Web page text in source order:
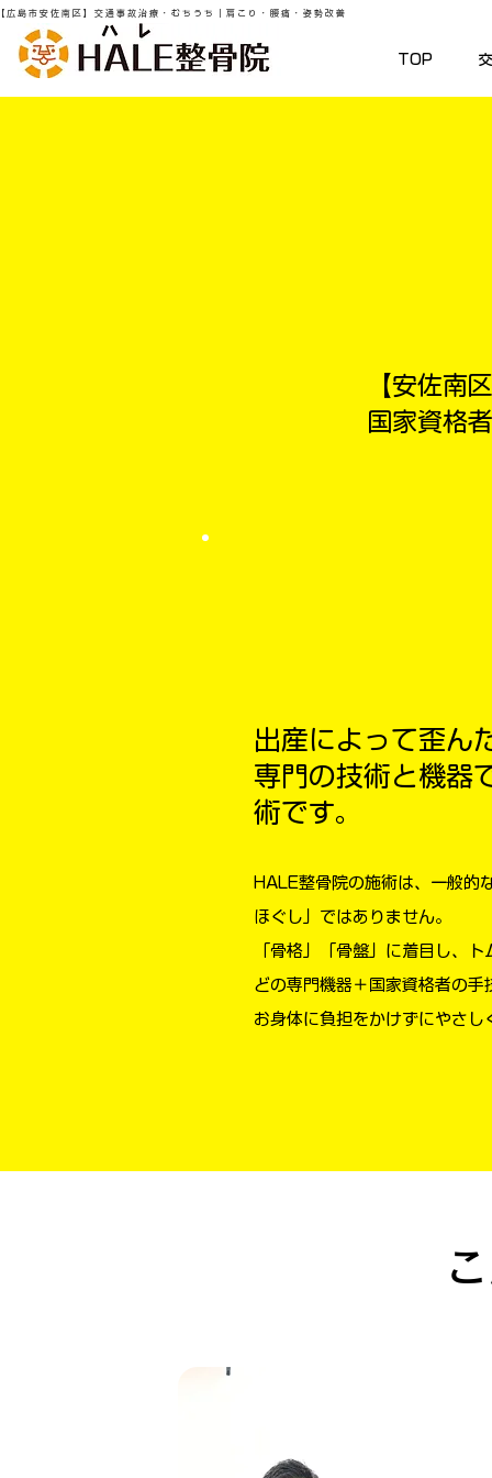
広島市安佐南区】交通事故治療・むちうち｜肩こり・腰痛・姿勢改善
TOP
【安佐南
国家資格
出産によって歪ん
専門の技術と機器
術です。
HALE整骨院の施術は、一般的
ほぐし」ではありません。
「骨格」「骨盤」に着目し、
どの専門機器＋国家資格者の手
お身体に負担をかけずにやさし